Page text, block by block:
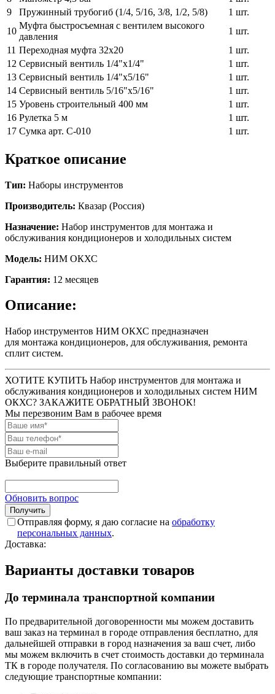
9
Пружинный трубогиб (1/4, 5/16, 3/8, 1/2, 5/8)
1 шт.
10
Муфта быстросъемная с вентилем высокого
давления
1 шт.
11 Переходная муфта 32х20
1 шт.
12 Сервисный вентиль 1/4"х1/4"
1 шт.
13 Сервисный вентиль 1/4"х5/16"
1 шт.
14 Сервисный вентиль 5/16"х5/16"
1 шт.
15 Уровень строительный 400 мм
1 шт.
16 Рулетка 5 м
1 шт.
17 Сумка арт. С-010 1 шт.
Краткое описание
Тип: Наборы инструментов
Производитель: Квазар (Россия)
Назначение: Набор инструментов для монтажа и
обслуживания кондиционеров и холодильных систем
Модель: НИМ ОКХС
Гарантия: 12 месяцев
Описание:
Набор инструментов НИМ ОКХС предназначен
для монтажа кондиционеров, для обслуживания, ремонта
сплит систем.
ХОТИТЕ КУПИТЬ Набор инструментов для монтажа и
обслуживания кондиционеров и холодильных систем НИМ
ОКХС? ЗАКАЖИТЕ ОБРАТНЫЙ ЗВОНОК!
Мы перезвоним Вам в рабочее время
Выберите правильный ответ
Обновить вопрос
Отправляя форму, я даю согласие на обработку
персональных данных.
Доставка:
Варианты доставки товаров
До терминала транспортной компании
По предварительной договоренности мы можем доставить
ваш заказ на терминал в городе отправления бесплатно, для
дальнейшей отправки в город назначения за ваш счет, либо
мы можем включить в счет стоимость доставки до терминала
ТК в городе получателя. По согласованию вы можете выбрать
следующие транспортные компании: